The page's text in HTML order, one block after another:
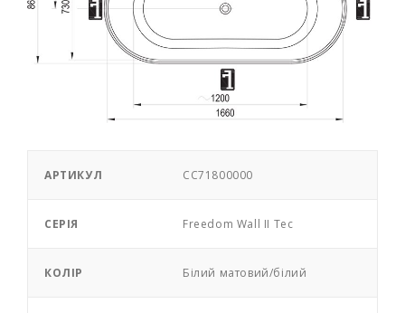
АРТИКУЛ CC71800000
СЕРІЯ Freedom Wall II Tec
КОЛІР Білий матовий/білий